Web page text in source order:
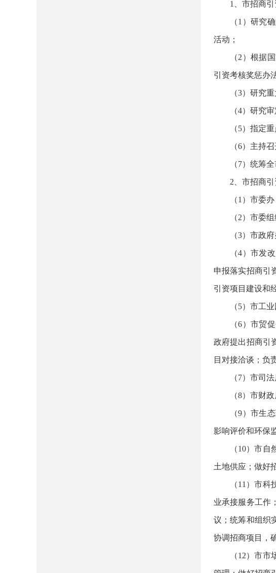
1、市招商
（1）研究
活动；
（2）根据
引资考核奖惩办
（3）研究
（4）研究
（5）指定
（6）主持
（7）统筹
2、市招商
（1）市委
（2）市委
（3）市政
（4）市发
申报落实招商引
引资项目建设和
（5）市工
（6）市贸
政府提出招商引
目对接洽谈；负
（7）市司
（8）市财
（9）市生
影响评价和环保
（10）市
土地供应；做好
（11）市
业承接服务工作
议；统筹和组织
协调招商项目，
（12）市